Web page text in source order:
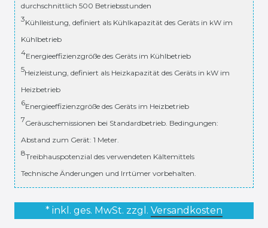
durchschnittlich 500 Betriebsstunden
3Kühlleistung, definiert als Kühlkapazität des Geräts in kW im
Kühlbetrieb
4Energieeffizienzgröße des Geräts im Kühlbetrieb
5Heizleistung, definiert als Heizkapazität des Geräts in kW im
Heizbetrieb
6Energieeffizienzgröße des Geräts im Heizbetrieb
7Geräuschemissionen bei Standardbetrieb. Bedingungen:
Abstand zum Gerät: 1 Meter.
8Treibhauspotenzial des verwendeten Kältemittels
Technische Änderungen und Irrtümer vorbehalten.
* inkl. ges. MwSt. zzgl. Versandkosten